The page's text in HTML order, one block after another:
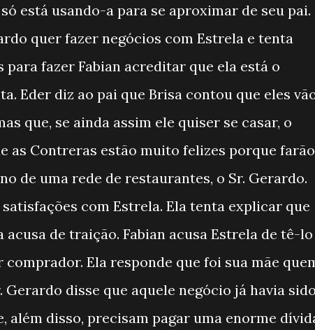
está usando-a para se aproximar de seu pai.
quer fazer negócios com Estrela e tenta
para fazer Fabian acreditar que ela está o
Eder diz ao pai que Brisa contou que eles
que, se ainda assim ele quiser se casar, o
as Contreras estão muito felizes porque farão
de uma rede de restaurantes, o Sr. Gerardo.
com Estrela. Ela tenta explicar que
acusa de traição. Fabian acusa Estrela de tê-lo
Ela responde que foi sua mãe
Gerardo disse que aquele negócio já havia
além disso, precisam pagar uma enorme